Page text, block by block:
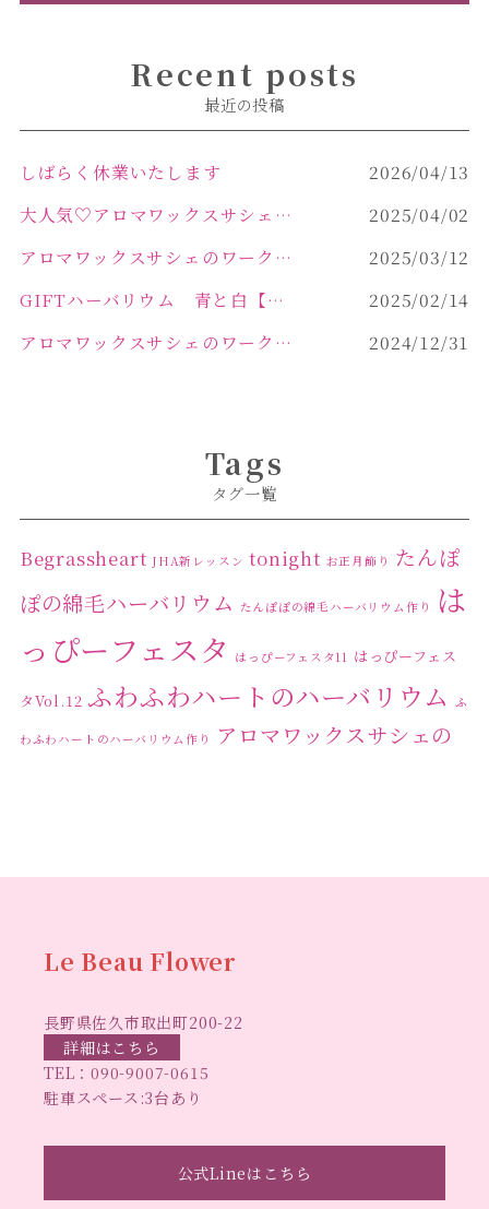
Recent posts
最近の投稿
しばらく休業いたします
2026/04/13
大人気♡アロマワックスサシェ作り
2025/04/02
アロマワックスサシェのワークショップinPOLA中込原店 VOL.2
2025/03/12
GIFTハーバリウム 青と白【佐久市 ハーバリウム ギフト】
2025/02/14
アロマワックスサシェのワークショップinPOLA中込原店ご報告【佐久市 キャンドル サシェ】
2024/12/31
Tags
タグ一覧
Begrassheart JHA新レッスン tonight お正月飾り たんぽ
ぽの綿毛ハーバリウム たんぽぽの綿毛ハーバリウム作り
は
っぴーフェスタ
はっぴーフェスタ11 はっぴーフェス
タVol.12 ふわふわハートのハーバリウム ふ
わふわハートのハーバリウム作り
アロマワックスサシェの
リウムレッスン
スハート ベッドサイドライト
リジナルデザイン 仏花ハーバリウム
手作りクリスマスリース
Le Beau Flower
長野県佐久市取出町200-22
詳細はこちら
TEL：090-9007-0615
駐車スペース:3台あり
公式Lineはこちら